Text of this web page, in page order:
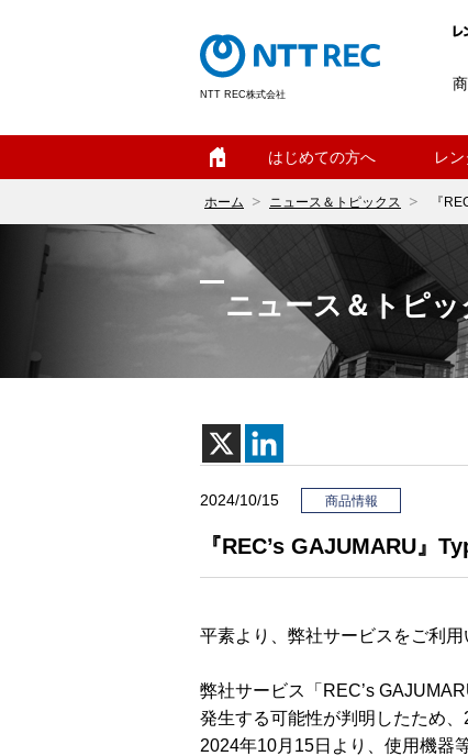
NTT REC株式会社
はじめての方へ レ
ホーム ニュース＆トピックス 『
ニュース＆トピッ
2024/10/15 商品情報
『REC’s GAJUMARU』
平素より、弊社サービスをご利
弊社サービス「REC’s
発生する可能性が判明したため
2024年10月15日より、使用機器